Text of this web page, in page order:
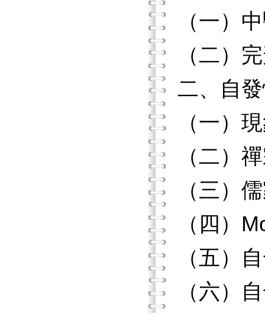
（一）
（二）
二、自
（一）
（二）
（三）
（四）
（五）
（六）